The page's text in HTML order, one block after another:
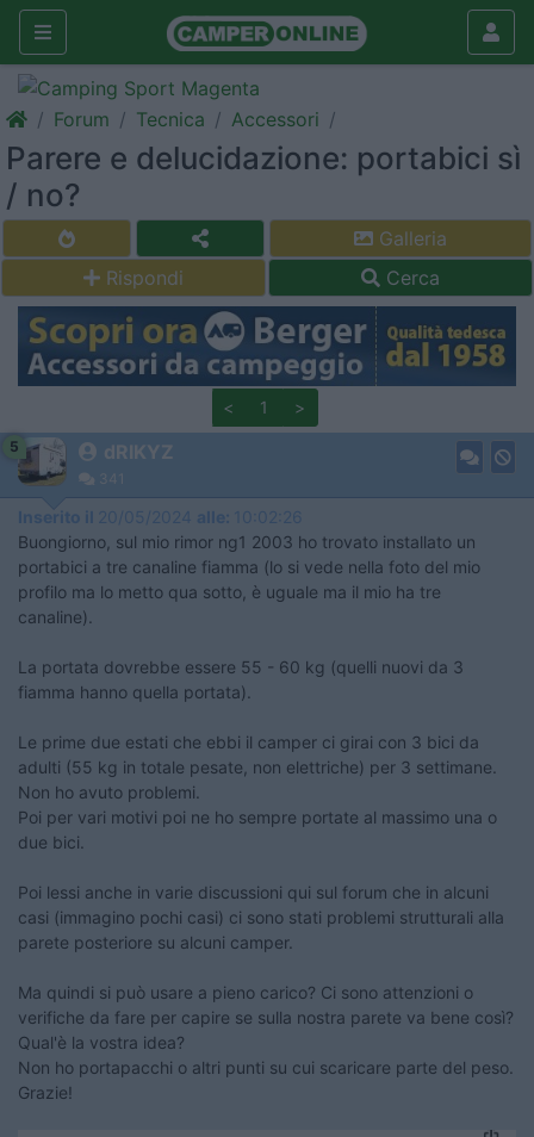
Forum Tecnica Accessori
Parere e delucidazione: portabici sì
/ no?
Galleria
Rispondi
Cerca
< 1 >
5 dRIKYZ
341
Inserito il 20/05/2024 alle: 10:02:26
Buongiorno, sul mio rimor ng1 2003 ho trovato installato un
portabici a tre canaline fiamma (lo si vede nella foto del mio
profilo ma lo metto qua sotto, è uguale ma il mio ha tre
canaline).
La portata dovrebbe essere 55 - 60 kg (quelli nuovi da 3
fiamma hanno quella portata).
Le prime due estati che ebbi il camper ci girai con 3 bici da
adulti (55 kg in totale pesate, non elettriche) per 3 settimane.
Non ho avuto problemi.
Poi per vari motivi poi ne ho sempre portate al massimo una o
due bici.
Poi lessi anche in varie discussioni qui sul forum che in alcuni
casi (immagino pochi casi) ci sono stati problemi strutturali alla
parete posteriore su alcuni camper.
Ma quindi si può usare a pieno carico? Ci sono attenzioni o
verifiche da fare per capire se sulla nostra parete va bene così?
Qual'è la vostra idea?
Non ho portapacchi o altri punti su cui scaricare parte del peso.
Grazie!